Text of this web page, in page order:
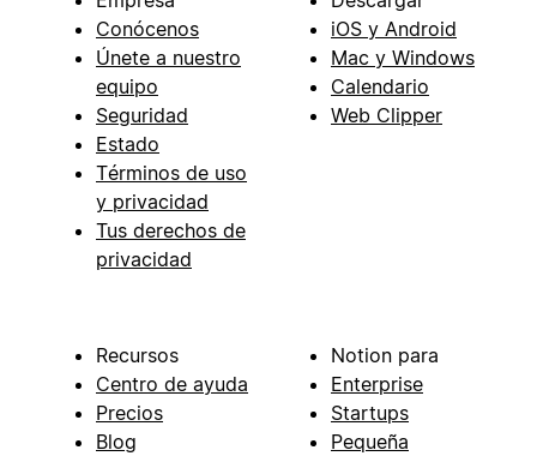
Conócenos
Únete a nuestro
equipo
Seguridad
Estado
Términos de uso
y privacidad
Tus derechos de
privacidad
iOS y Android
Mac y Windows
Calendario
Web Clipper
Recursos
Centro de ayuda
Precios
Blog
Notion para
Enterprise
Startups
Pequeña